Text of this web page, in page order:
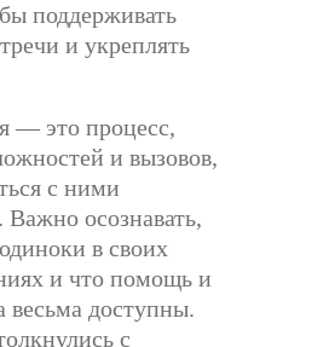
поддерживать
и укреплять
— это процесс,
и вызовов,
с ними
осознавать,
в своих
и что помощь и
весьма доступны.
с